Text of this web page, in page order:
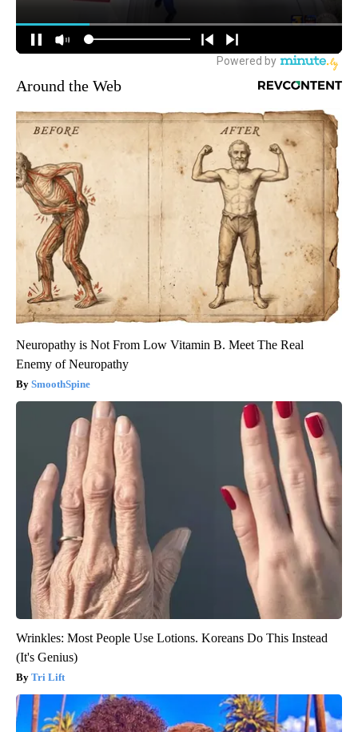
Around the Web
Neuropathy is Not From Low Vitamin B. Meet The Real
Enemy of Neuropathy
SmoothSpine
Wrinkles: Most People Use Lotions. Koreans Do This Instead
(It's Genius)
Tri Lift